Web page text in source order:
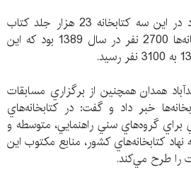
وي افزود: کل منابع موجود در اين سه کتابخانه 23 هزار جلد کتاب
است و تعداد اعضاي کتابخانه‌ها 2700 نفر در سال 1389 بود که اين
همدان همچنين از برگزاري مسابقات
خبر داد و گفت: در کتابخانه‌هاي
براي گروه‌هاي سني راهنمايي، متوسطه و
کتابخانه‌هاي کشور، منابع مكتوب اين
را طرح مي‌کند.